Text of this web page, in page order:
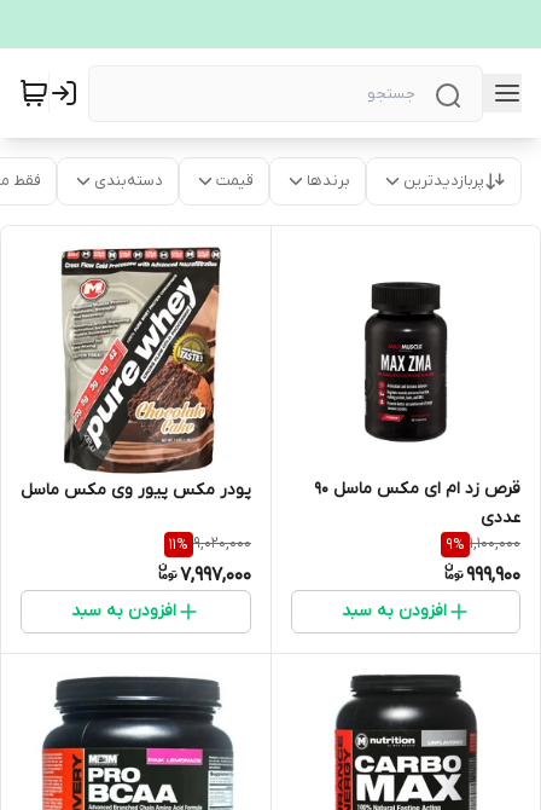
پربازدیدترین برندها قیمت دسته‌بندی فقط
قرص زد ام ای مکس ماسل 90
عددی
1,100,000
9%
999,900
افزودن به سبد
پودر مکس پیور وی مکس ماسل
9,020,000
11%
7,997,000
افزودن به سبد